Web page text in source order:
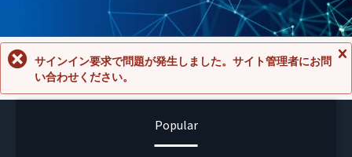
セ
サインイン要求で問題が発生しました。サイト管理者にお問
い合わせください。
Popular